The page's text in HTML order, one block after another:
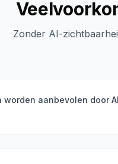
Zonder AI-
aanbevolen door